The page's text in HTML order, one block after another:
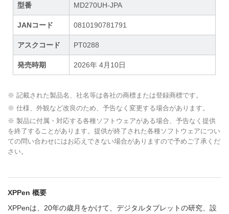
型番 MD270UH-JPA
JANコード 0810190781791
アスクコード PT0288
発売時期 2026年 4月10日
※ 記載された製品名、社名等は各社の商標または登録商標です。
※ 仕様、外観など改良のため、予告なく変更する場合があります。
※ 製品に付属・対応する各種ソフトウェアがある場合、予告なく提供
を終了することがあります。提供が終了された各種ソフトウェアについ
ての問い合わせにはお応えできない場合がありますので予めご了承くだ
さい。
XPPen 概要
XPPenは、20年の歳月をかけて、デジタルタブレットの研究、設